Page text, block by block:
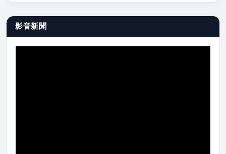
影音新聞